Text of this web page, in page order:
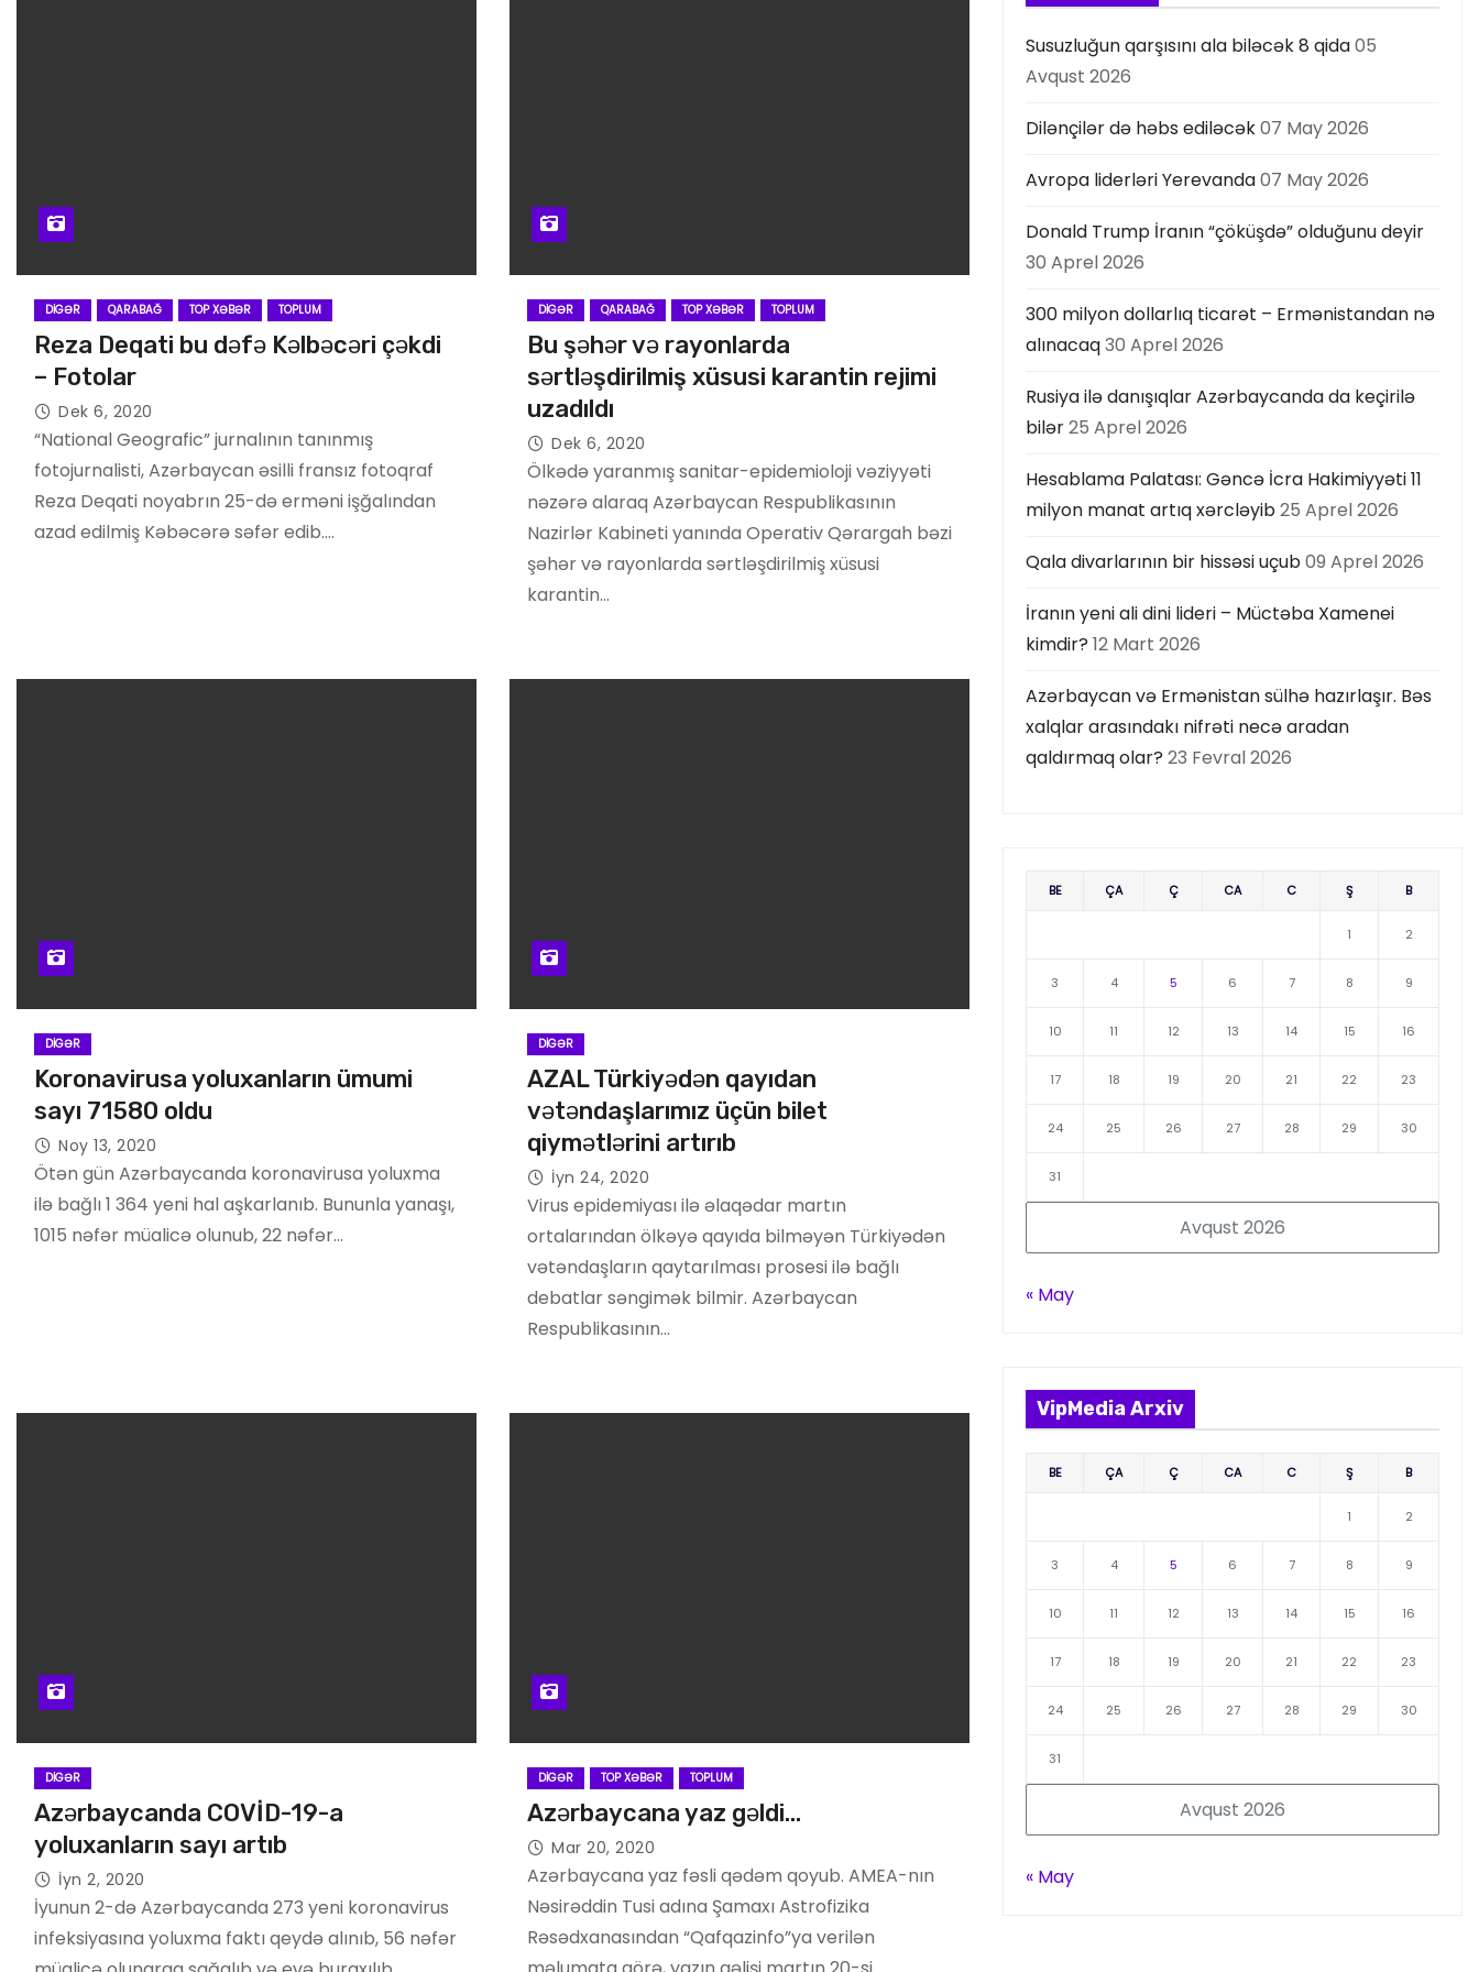
DIGƏR QARABAĞ TOP XƏBƏR TOPLUM
Reza Deqati bu dəfə Kəlbəcəri çəkdi
– Fotolar
Dek 6, 2020
“National Geografic” jurnalının tanınmış
fotojurnalisti, Azərbaycan əsilli fransız fotoqraf
Reza Deqati noyabrın 25-də erməni işğalından
azad edilmiş Kəbəcərə səfər edib.…
DIGƏR QARABAĞ TOP XƏBƏR TOPLUM
Bu şəhər və rayonlarda
sərtləşdirilmiş xüsusi karantin rejimi
uzadıldı
Dek 6, 2020
Ölkədə yaranmış sanitar-epidemioloji vəziyyəti
nəzərə alaraq Azərbaycan Respublikasının
Nazirlər Kabineti yanında Operativ Qərargah bəzi
şəhər və rayonlarda sərtləşdirilmiş xüsusi
karantin…
DIGƏR
Koronavirusa yoluxanların ümumi
sayı 71580 oldu
Noy 13, 2020
Ötən gün Azərbaycanda koronavirusa yoluxma
ilə bağlı 1 364 yeni hal aşkarlanıb. Bununla yanaşı,
1015 nəfər müalicə olunub, 22 nəfər…
DIGƏR
AZAL Türkiyədən qayıdan
vətəndaşlarımız üçün bilet
qiymətlərini artırıb
İyn 24, 2020
Virus epidemiyası ilə əlaqədar martın
ortalarından ölkəyə qayıda bilməyən Türkiyədən
vətəndaşların qaytarılması prosesi ilə bağlı
debatlar səngimək bilmir. Azərbaycan
Respublikasının…
DIGƏR
Azərbaycanda COVİD-19-a
yoluxanların sayı artıb
İyn 2, 2020
İyunun 2-də Azərbaycanda 273 yeni koronavirus
infeksiyasına yoluxma faktı qeydə alınıb, 56 nəfər
DIGƏR TOP XƏBƏR TOPLUM
Azərbaycana yaz gəldi…
Mar 20, 2020
Azərbaycana yaz fəsli qədəm qoyub. AMEA-nın
Nəsirəddin Tusi adına Şamaxı Astrofizika
Rəsədxanasından “Qafqazinfo”ya verilən
Susuzluğun qarşısını ala biləcək 8 qida05
Avqust 2026
Dilənçilər də həbs ediləcək07 May 2026
Avropa liderləri Yerevanda07 May 2026
Donald Trump İranın “çöküşdə” olduğunu deyir
30 Aprel 2026
300 milyon dollarlıq ticarət – Ermənistandan nə
alınacaq30 Aprel 2026
Rusiya ilə danışıqlar Azərbaycanda da keçirilə
bilər25 Aprel 2026
Hesablama Palatası: Gəncə İcra Hakimiyyəti 11
milyon manat artıq xərcləyib25 Aprel 2026
Qala divarlarının bir hissəsi uçub09 Aprel 2026
İranın yeni ali dini lideri – Müctəba Xamenei
kimdir? 12 Mart 2026
Azərbaycan və Ermənistan sülhə hazırlaşır. Bəs
xalqlar arasındakı nifrəti necə aradan
qaldırmaq olar? 23 Fevral 2026
Avqust 2026
BE ÇA Ç CA C Ş B
1 2
3 4 5 6 7 8 9
10 11 12 13 14 15 16
17 18 19 20 21 22 23
24 25 26 27 28 29 30
31
« May
VipMedia Arxiv
Avqust 2026
BE ÇA Ç CA C Ş B
1 2
3 4 5 6 7 8 9
10 11 12 13 14 15 16
17 18 19 20 21 22 23
24 25 26 27 28 29 30
31
« May